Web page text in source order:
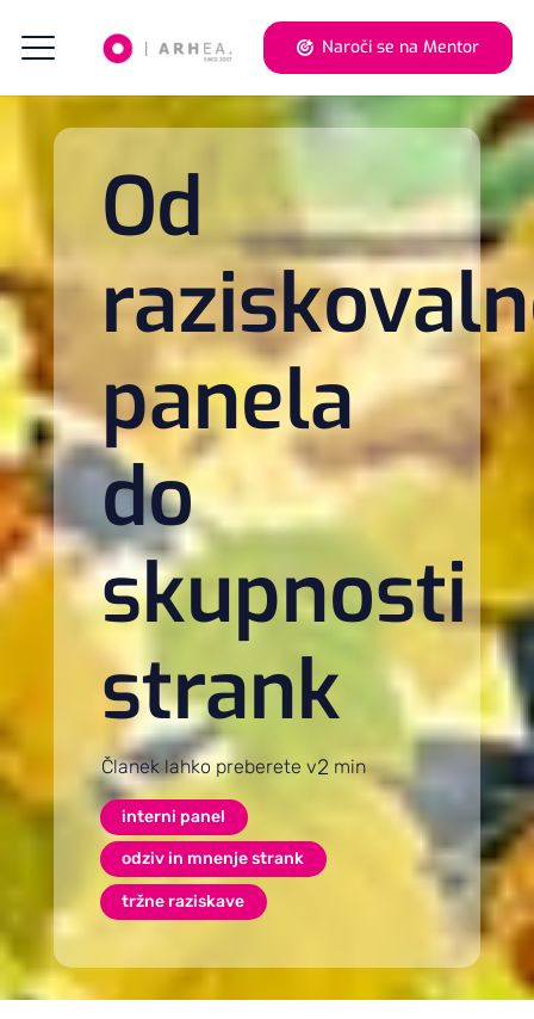
Naroči se na Mentor
Od
panela
do
skupnosti
strank
Članek lahko preberete v2 min
interni panel
odziv in mnenje strank
tržne raziskave